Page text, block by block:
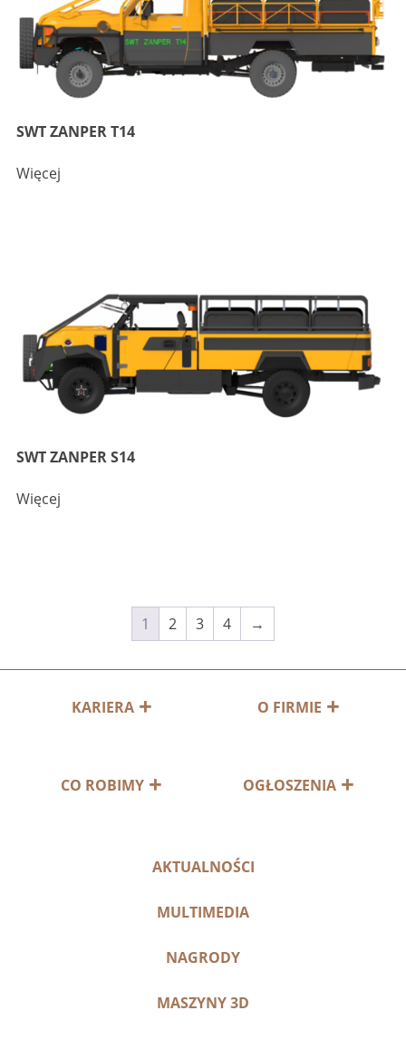
SWT ZANPER T14
Więcej
SWT ZANPER S14
Więcej
1 2 3 4 →
KARIERA O FIRMIE
CO ROBIMY OGŁOSZENIA
AKTUALNOŚCI
MULTIMEDIA
NAGRODY
MASZYNY 3D